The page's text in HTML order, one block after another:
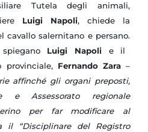
Tutela degli animali,
Luigi Napoli, chiede la
cavallo salernitano e persano.
Luigi Napoli e il
provinciale, Fernando Zara–
affinché gli organi preposti,
e Assessorato regionale
per far modificare al
il “Disciplinare del Registro